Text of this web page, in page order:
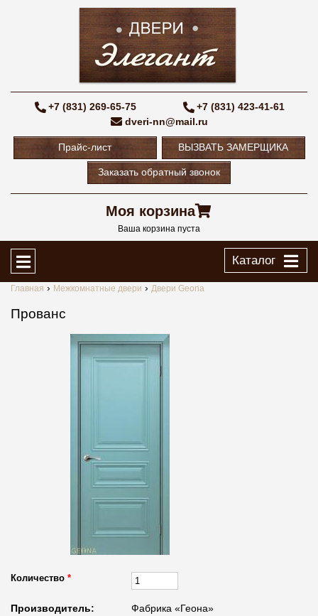
+7 (831) 269-65-75
+7 (831) 423-41-61
dveri-nn@mail.ru
Прайс-лист ВЫЗВАТЬ ЗАМЕРЩИКА
Заказать обратный звонок
Моя корзина
Ваша корзина пуста
Каталог
Главная Межкомнатные двери Двери Geona
Прованс
Количество *
Производитель: Фабрика «Геона»